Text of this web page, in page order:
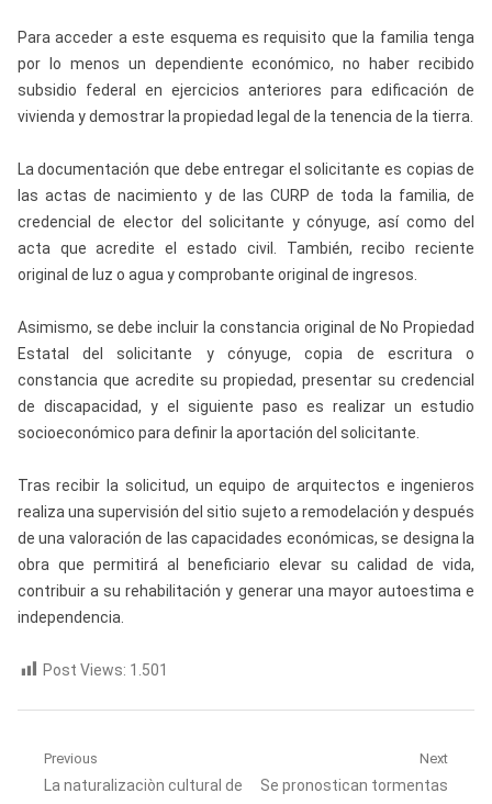
Para acceder a este esquema es requisito que la familia tenga
por lo menos un dependiente económico, no haber recibido
subsidio federal en ejercicios anteriores para edificación de
vivienda y demostrar la propiedad legal de la tenencia de la tierra.
La documentación que debe entregar el solicitante es copias de
las actas de nacimiento y de las CURP de toda la familia, de
credencial de elector del solicitante y cónyuge, así como del
acta que acredite el estado civil. También, recibo reciente
original de luz o agua y comprobante original de ingresos.
Asimismo, se debe incluir la constancia original de No Propiedad
Estatal del solicitante y cónyuge, copia de escritura o
constancia que acredite su propiedad, presentar su credencial
de discapacidad, y el siguiente paso es realizar un estudio
socioeconómico para definir la aportación del solicitante.
Tras recibir la solicitud, un equipo de arquitectos e ingenieros
realiza una supervisión del sitio sujeto a remodelación y después
de una valoración de las capacidades económicas, se designa la
obra que permitirá al beneficiario elevar su calidad de vida,
contribuir a su rehabilitación y generar una mayor autoestima e
independencia.
Post Views: 1.501
Navegación
Previous
Previous
La naturalizaciòn cultural de
Next
Next
Se pronostican tormentas